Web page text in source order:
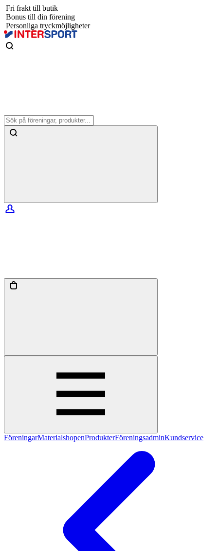
Fri frakt till butik
Bonus till din förening
Personliga tryckmöjligheter
FöreningarMaterialshopenProdukterFöreningsadminKundservice